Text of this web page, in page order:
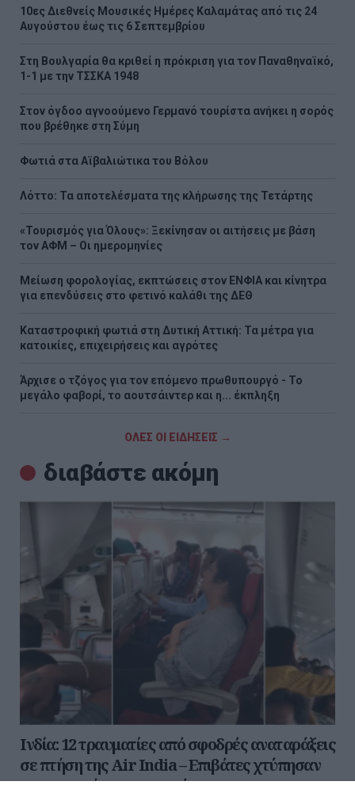
10ες Διεθνείς Μουσικές Ημέρες Καλαμάτας από τις 24
Αυγούστου έως τις 6 Σεπτεμβρίου
Στη Βουλγαρία θα κριθεί η πρόκριση για τον Παναθηναϊκό,
1-1 με την ΤΣΣΚΑ 1948
Στον όγδοο αγνοούμενο Γερμανό τουρίστα ανήκει η σορός
που βρέθηκε στη Σύμη
Φωτιά στα Αϊβαλιώτικα του Βόλου
Λόττο: Τα αποτελέσματα της κλήρωσης της Τετάρτης
«Τουρισμός για Όλους»: Ξεκίνησαν οι αιτήσεις με βάση
τον ΑΦΜ – Οι ημερομηνίες
Μείωση φορολογίας, εκπτώσεις στον ΕΝΦΙΑ και κίνητρα
για επενδύσεις στο φετινό καλάθι της ΔΕΘ
Καταστροφική φωτιά στη Δυτική Αττική: Τα μέτρα για
κατοικίες, επιχειρήσεις και αγρότες
Άρχισε ο τζόγος για τον επόμενο πρωθυπουργό - Το
μεγάλο φαβορί, το αουτσάιντερ και η... έκπληξη
ΟΛΕΣ ΟΙ ΕΙΔΗΣΕΙΣ →
διαβάστε ακόμη
Ινδία: 12 τραυματίες από σφοδρές αναταράξεις
σε πτήση της Air India – Επιβάτες χτύπησαν